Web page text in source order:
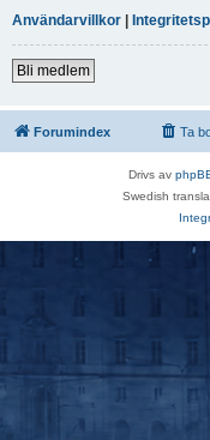
Användarvillkor |
Bli medlem
Forumindex Ta
Drivs av
Swedish